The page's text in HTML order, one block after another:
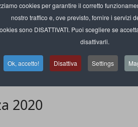
cookies per garantire il corretto
nostro traffico e, ove previsto, fornire i servizi
sono DISATTIVATI. Puoi scegliere se
disattivarli.
Ok, accetto! Disattiva Settings
2020